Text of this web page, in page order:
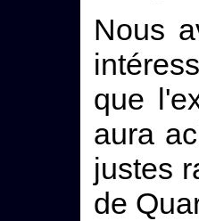
Nous
que
aura
justes
de